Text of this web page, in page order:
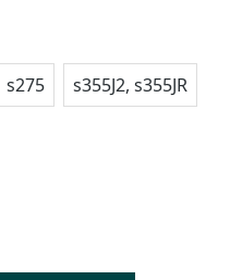
s275 s355J2, s355JR